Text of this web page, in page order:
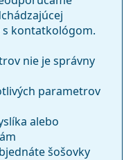
s kontatkológom.
nie je správny
parametrov
alebo
šošovky